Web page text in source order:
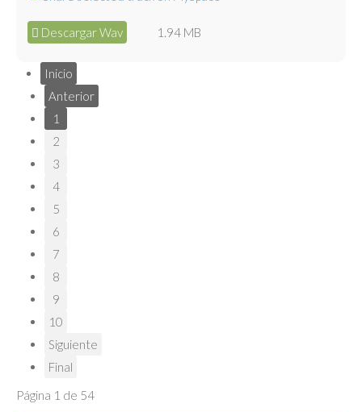
Descargar Wav 1.94 MB
Inicio
Anterior
1
2
3
4
5
6
7
8
9
10
Siguiente
Final
Página 1 de 54